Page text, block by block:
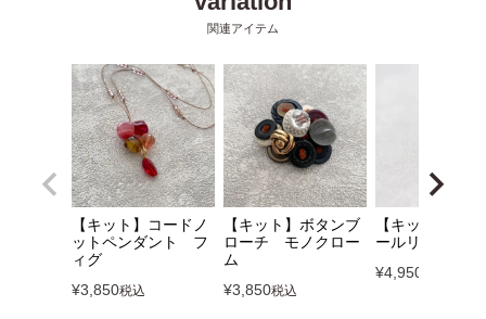
【キット】コードノ
ットペンダント フ
ィグ
¥3,850税込
【キット】ボタンブ
ローチ モノクロー
ム
¥3,850税込
【キット】ミ
ールリング ベ
¥4,950